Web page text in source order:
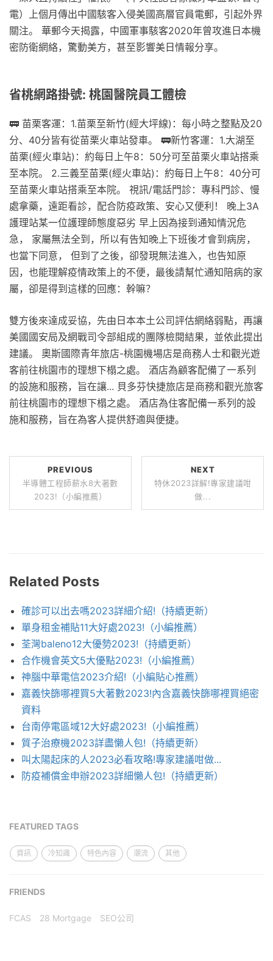
電）上個月傳出中國駭客入侵美國高層官員電郵，引起外界
關注。 華郵今天揭露，中國軍事駭客2020年曾攻進日本機
密防衛網絡，驚動美方，甚至影響美日情報分享。
省桃網路掛號: 桃園醫院員工體檢
🚃 苗栗客運：1.苗栗至新竹(經大坪線)：每小時之整點及20
分、40分皆有從苗栗火車站發車。 🚃新竹客運：1.大湖至
苗栗(經火車站)：約每日上午8：50分可至苗栗火車站搭乘
至本院。 2.三義至苗栗(經火車站)：約每日上午8：40分可
至苗栗火車站搭乘至本院。 視訊/電話門診：專科門診、慢
處拿藥，遠距看診，配合防疫政策、安心又便利！ 晚上3A
護理站某一位護理師態度惡劣 早上因為接到通知情況危
急， 家屬無法全到，所以有告知晚上下班後才會到病房，
也當下同意， 但到了之後，卻發現無法進入，也告知原
因，也能理解疫情政策上的不便，最後請幫忙通知陪病的家
屬，卻是得到這樣的回應：幹嘛？
雙方後來達成妥協，先由日本本土公司評估網絡弱點，再讓
美國國安局及網戰司令部組成的團隊檢閱結果，並依此提出
建議。 奧斯國際青年旅店-桃園機場店是商務人士和觀光遊
客前往桃園市的理想下榻之處。 酒店為顧客配備了一系列
的設施和服務，旨在讓... 貝多芬快捷旅店是商務和觀光旅客
前往桃園市的理想下榻之處。 酒店為住客配備一系列的設
施和服務，旨在為客人提供舒適與便捷。
PREVIOUS
半導體工程師薪水8大著數
2023!（小編推薦）
NEXT
特休2023詳解!專家建議咁
做...
Related Posts
確診可以出去嗎2023詳細介紹!（持續更新）
單身租金補貼11大好處2023!（小編推薦）
荃灣baleno12大優勢2023!（持續更新）
合作機會英文5大優點2023!（小編推薦）
神腦中華電信2023介紹!（小編貼心推薦）
嘉義快篩哪裡買5大著數2023!內含嘉義快篩哪裡買絕密
資料
台南停電區域12大好處2023!（小編推薦）
質子治療機2023詳盡懶人包!（持續更新）
叫太陽起床的人2023必看攻略!專家建議咁做...
防疫補償金申辦2023詳細懶人包!（持續更新）
FEATURED TAGS
資訊 冷知識 特色內容 潮流 其他
FRIENDS
FCAS 28 Mortgage SEO公司